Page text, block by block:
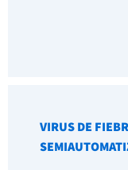
VIRUS DE